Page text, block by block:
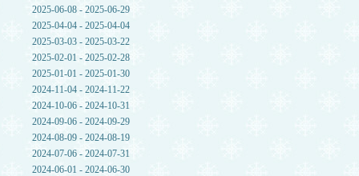
2025-06-08 - 2025-06-29
2025-04-04 - 2025-04-04
2025-03-03 - 2025-03-22
2025-02-01 - 2025-02-28
2025-01-01 - 2025-01-30
2024-11-04 - 2024-11-22
2024-10-06 - 2024-10-31
2024-09-06 - 2024-09-29
2024-08-09 - 2024-08-19
2024-07-06 - 2024-07-31
2024-06-01 - 2024-06-30